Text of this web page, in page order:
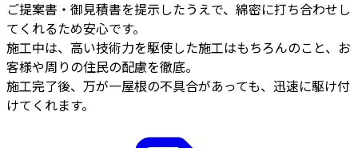
ご提案書・御見積書を提示したうえで、綿密に打ち合わせし
てくれるため安心です。
施工中は、高い技術力を駆使した施工はもちろんのこと、お
客様や周りの住民の配慮を徹底。
施工完了後、万が一屋根の不具合があっても、迅速に駆け付
けてくれます。